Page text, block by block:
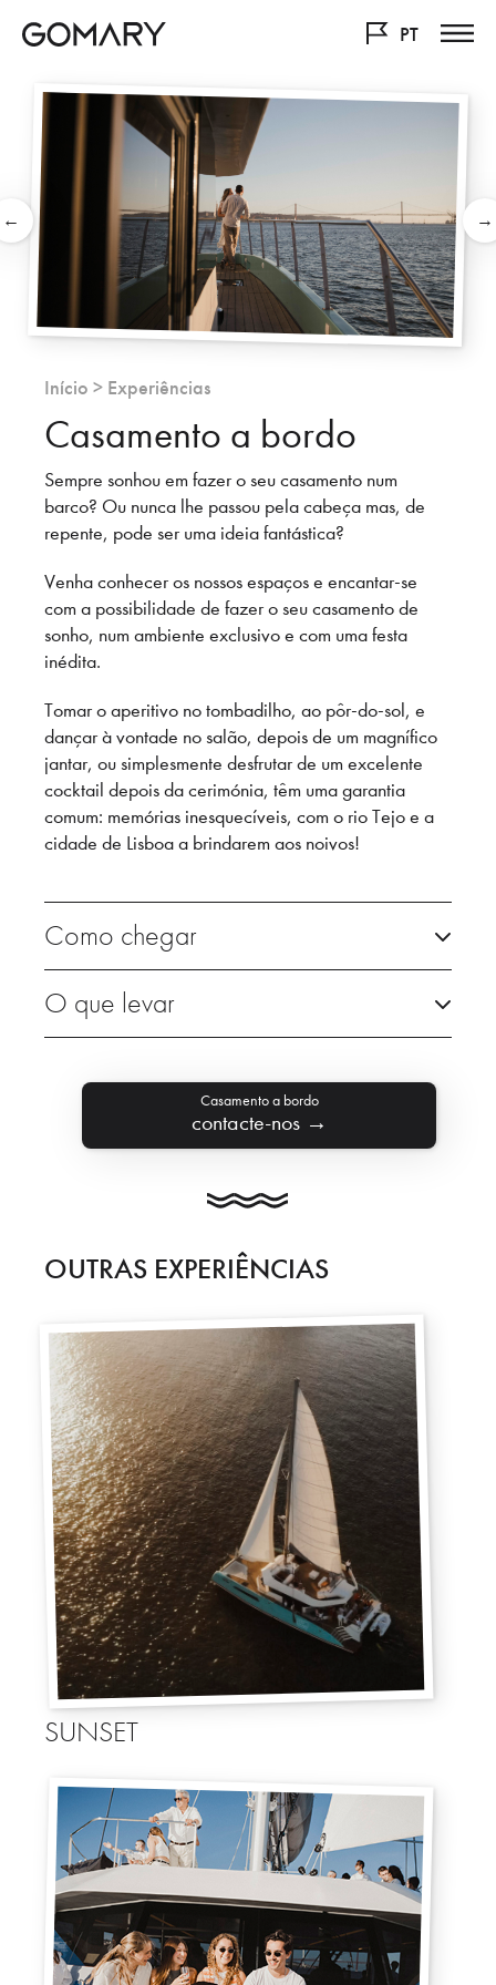
PT
← →
Início > Experiências
Casamento a bordo
Sempre sonhou em fazer o seu casamento num
barco? Ou nunca lhe passou pela cabeça mas, de
repente, pode ser uma ideia fantástica?
Venha conhecer os nossos espaços e encantar-se
com a possibilidade de fazer o seu casamento de
sonho, num ambiente exclusivo e com uma festa
inédita.
Tomar o aperitivo no tombadilho, ao pôr-do-sol, e
dançar à vontade no salão, depois de um magnífico
jantar, ou simplesmente desfrutar de um excelente
cocktail depois da cerimónia, têm uma garantia
comum: memórias inesquecíveis, com o rio Tejo e a
cidade de Lisboa a brindarem aos noivos!
Como chegar
O que levar
Casamento a bordo
contacte-nos →
OUTRAS EXPERIÊNCIAS
SUNSET